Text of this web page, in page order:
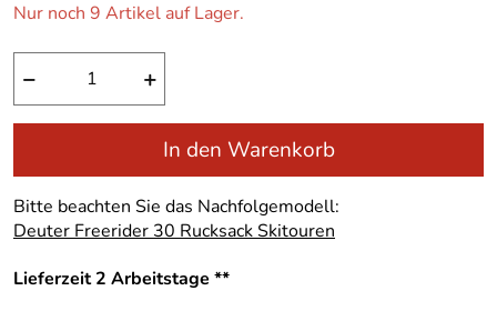
Nur noch 9 Artikel auf Lager.
− +
In den Warenkorb
Bitte beachten Sie das Nachfolgemodell:
Deuter Freerider 30 Rucksack Skitouren
Lieferzeit 2 Arbeitstage **